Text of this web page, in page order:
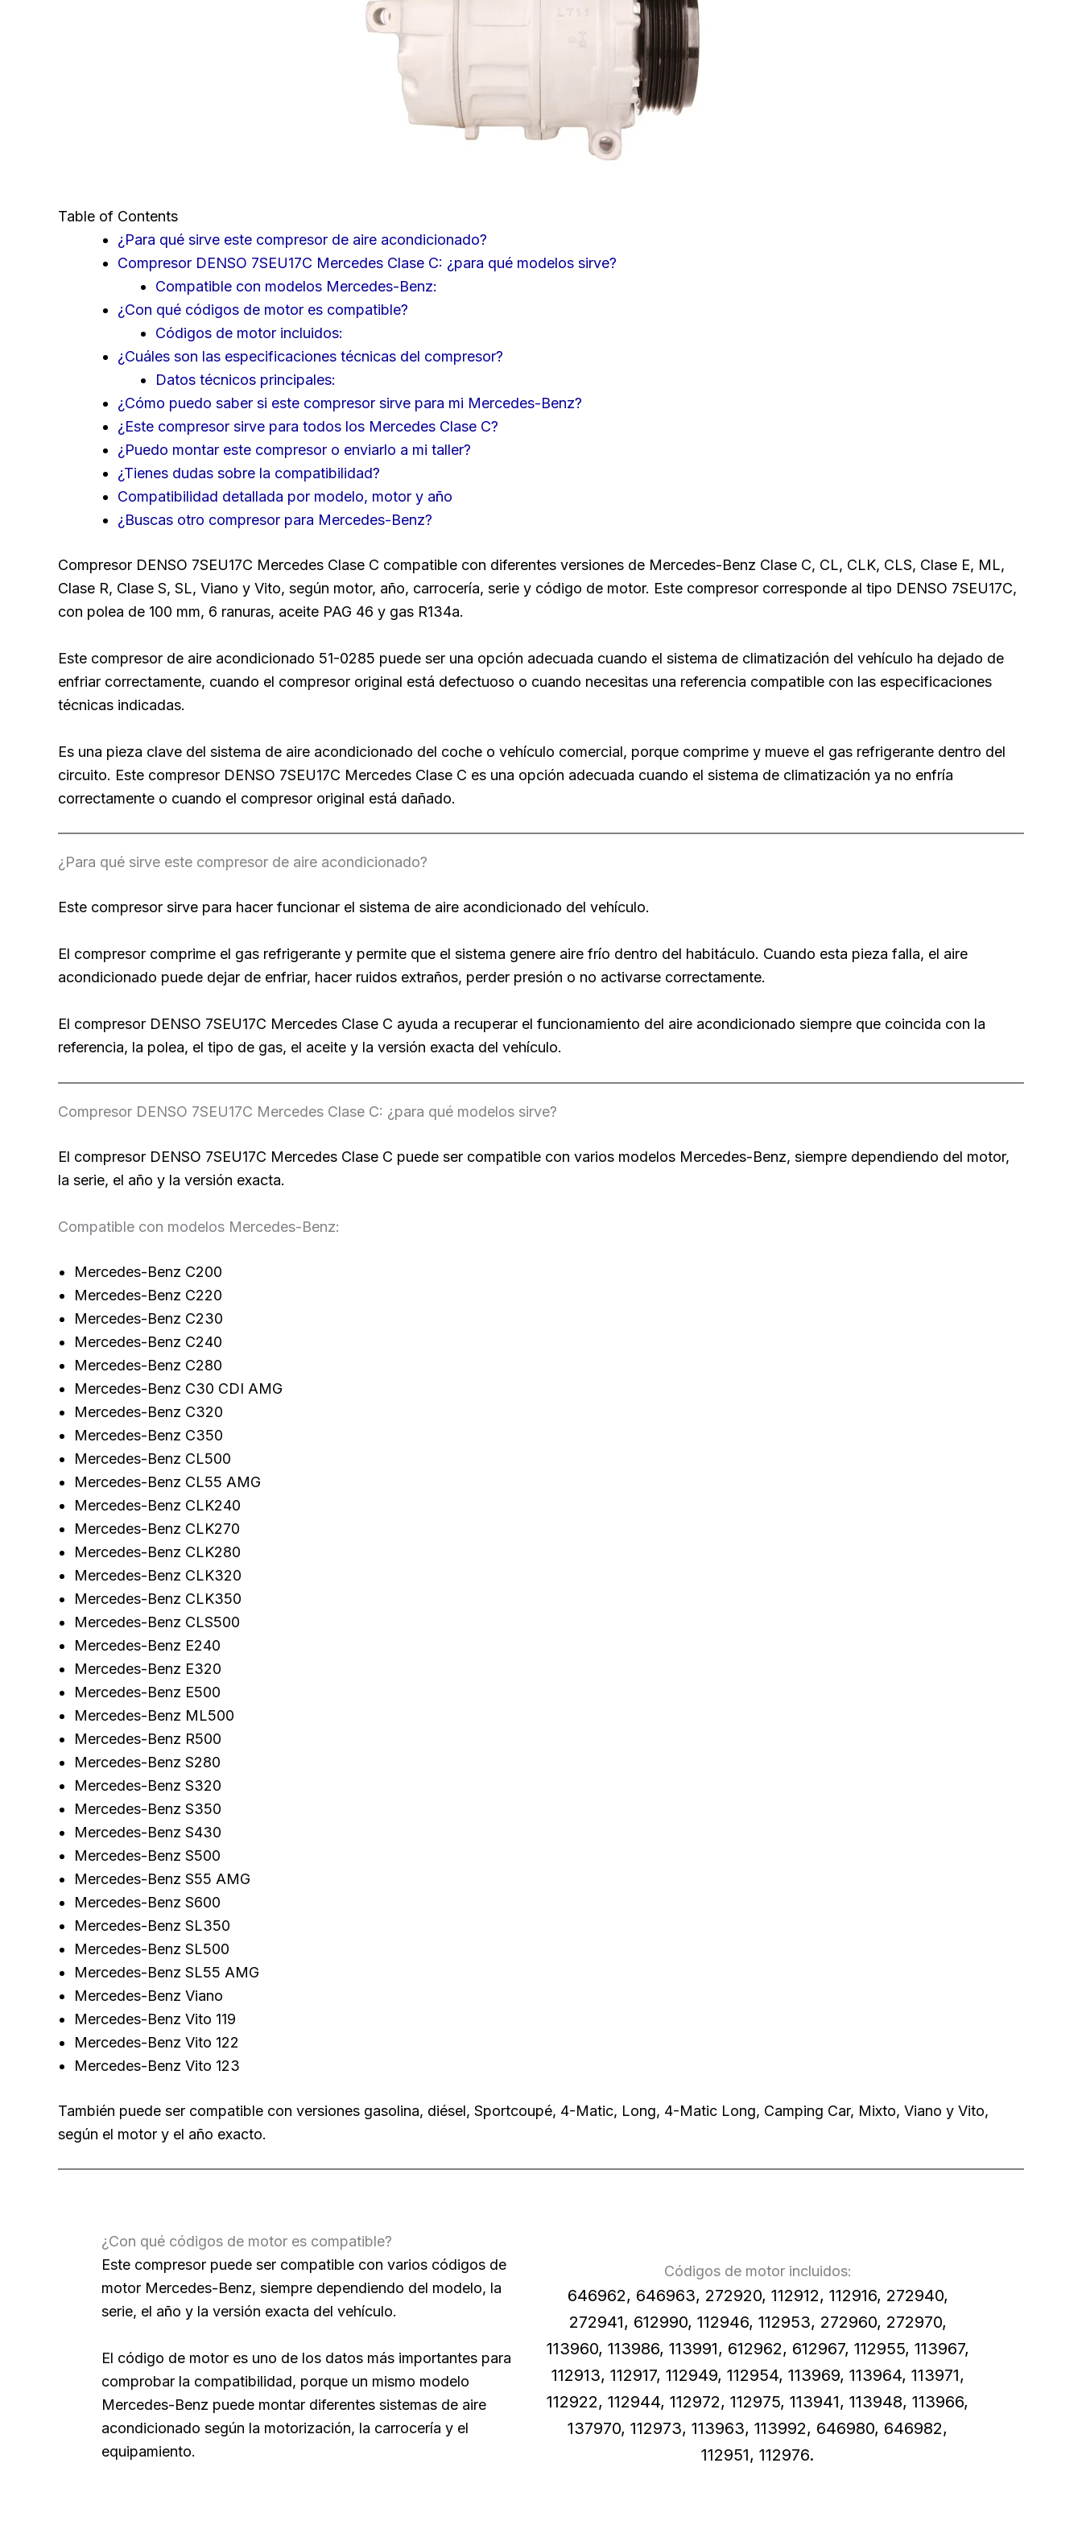
Table of Contents
¿Para qué sirve este compresor de aire acondicionado?
Compresor DENSO 7SEU17C Mercedes Clase C: ¿para qué modelos sirve?
Compatible con modelos Mercedes-Benz:
¿Con qué códigos de motor es compatible?
Códigos de motor incluidos:
¿Cuáles son las especificaciones técnicas del compresor?
Datos técnicos principales:
¿Cómo puedo saber si este compresor sirve para mi Mercedes-Benz?
¿Este compresor sirve para todos los Mercedes Clase C?
¿Puedo montar este compresor o enviarlo a mi taller?
¿Tienes dudas sobre la compatibilidad?
Compatibilidad detallada por modelo, motor y año
¿Buscas otro compresor para Mercedes-Benz?
Compresor DENSO 7SEU17C Mercedes Clase C compatible con diferentes versiones de Mercedes-Benz Clase C, CL, CLK, CLS, Clase E, ML,
Clase R, Clase S, SL, Viano y Vito, según motor, año, carrocería, serie y código de motor. Este compresor corresponde al tipo DENSO 7SEU17C,
con polea de 100 mm, 6 ranuras, aceite PAG 46 y gas R134a.
Este compresor de aire acondicionado 51-0285 puede ser una opción adecuada cuando el sistema de climatización del vehículo ha dejado de
enfriar correctamente, cuando el compresor original está defectuoso o cuando necesitas una referencia compatible con las especificaciones
técnicas indicadas.
Es una pieza clave del sistema de aire acondicionado del coche o vehículo comercial, porque comprime y mueve el gas refrigerante dentro del
circuito. Este compresor DENSO 7SEU17C Mercedes Clase C es una opción adecuada cuando el sistema de climatización ya no enfría
correctamente o cuando el compresor original está dañado.
¿Para qué sirve este compresor de aire acondicionado?
Este compresor sirve para hacer funcionar el sistema de aire acondicionado del vehículo.
El compresor comprime el gas refrigerante y permite que el sistema genere aire frío dentro del habitáculo. Cuando esta pieza falla, el aire
acondicionado puede dejar de enfriar, hacer ruidos extraños, perder presión o no activarse correctamente.
El compresor DENSO 7SEU17C Mercedes Clase C ayuda a recuperar el funcionamiento del aire acondicionado siempre que coincida con la
referencia, la polea, el tipo de gas, el aceite y la versión exacta del vehículo.
Compresor DENSO 7SEU17C Mercedes Clase C: ¿para qué modelos sirve?
El compresor DENSO 7SEU17C Mercedes Clase C puede ser compatible con varios modelos Mercedes-Benz, siempre dependiendo del motor,
la serie, el año y la versión exacta.
Compatible con modelos Mercedes-Benz:
Mercedes-Benz C200
Mercedes-Benz C220
Mercedes-Benz C230
Mercedes-Benz C240
Mercedes-Benz C280
Mercedes-Benz C30 CDI AMG
Mercedes-Benz C320
Mercedes-Benz C350
Mercedes-Benz CL500
Mercedes-Benz CL55 AMG
Mercedes-Benz CLK240
Mercedes-Benz CLK270
Mercedes-Benz CLK280
Mercedes-Benz CLK320
Mercedes-Benz CLK350
Mercedes-Benz CLS500
Mercedes-Benz E240
Mercedes-Benz E320
Mercedes-Benz E500
Mercedes-Benz ML500
Mercedes-Benz R500
Mercedes-Benz S280
Mercedes-Benz S320
Mercedes-Benz S350
Mercedes-Benz S430
Mercedes-Benz S500
Mercedes-Benz S55 AMG
Mercedes-Benz S600
Mercedes-Benz SL350
Mercedes-Benz SL500
Mercedes-Benz SL55 AMG
Mercedes-Benz Viano
Mercedes-Benz Vito 119
Mercedes-Benz Vito 122
Mercedes-Benz Vito 123
También puede ser compatible con versiones gasolina, diésel, Sportcoupé, 4-Matic, Long, 4-Matic Long, Camping Car, Mixto, Viano y Vito,
según el motor y el año exacto.
¿Con qué códigos de motor es compatible?
Este compresor puede ser compatible con varios códigos de
motor Mercedes-Benz, siempre dependiendo del modelo, la
serie, el año y la versión exacta del vehículo.
El código de motor es uno de los datos más importantes para
comprobar la compatibilidad, porque un mismo modelo
Mercedes-Benz puede montar diferentes sistemas de aire
acondicionado según la motorización, la carrocería y el
equipamiento.
Códigos de motor incluidos:
646962, 646963, 272920, 112912, 112916, 272940,
272941, 612990, 112946, 112953, 272960, 272970,
113960, 113986, 113991, 612962, 612967, 112955, 113967,
112913, 112917, 112949, 112954, 113969, 113964, 113971,
112922, 112944, 112972, 112975, 113941, 113948, 113966,
137970, 112973, 113963, 113992, 646980, 646982,
112951, 112976.